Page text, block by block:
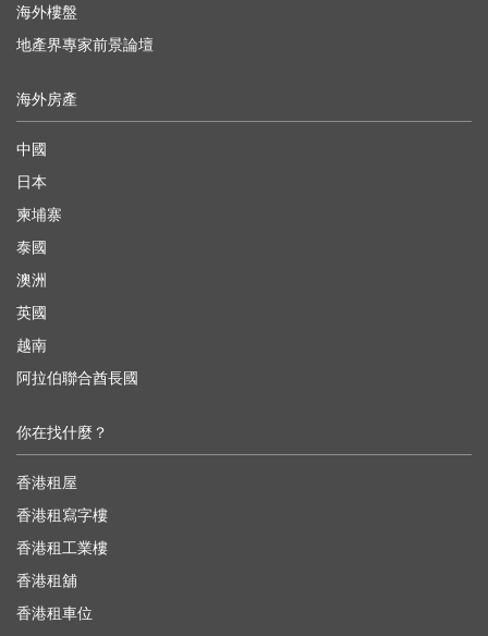
海外樓盤
地產界專家前景論壇
海外房產
中國
日本
柬埔寨
泰國
澳洲
英國
越南
阿拉伯聯合酋長國
你在找什麼？
香港租屋
香港租寫字樓
香港租工業樓
香港租舖
香港租車位